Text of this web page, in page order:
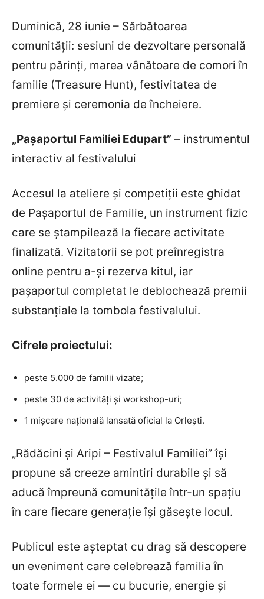
Duminică, 28 iunie – Sărbătoarea
comunității: sesiuni de dezvoltare personală
pentru părinți, marea vânătoare de comori în
familie (Treasure Hunt), festivitatea de
premiere și ceremonia de încheiere.
„Pașaportul Familiei Edupart” – instrumentul
interactiv al festivalului
Accesul la ateliere și competiții este ghidat
de Pașaportul de Familie, un instrument fizic
care se ștampilează la fiecare activitate
finalizată. Vizitatorii se pot preînregistra
online pentru a-și rezerva kitul, iar
pașaportul completat le deblochează premii
substanțiale la tombola festivalului.
Cifrele proiectului:
peste 5.000 de familii vizate;
peste 30 de activități și workshop-uri;
1 mișcare națională lansată oficial la Orlești.
„Rădăcini și Aripi – Festivalul Familiei” își
propune să creeze amintiri durabile și să
aducă împreună comunitățile într-un spațiu
în care fiecare generație își găsește locul.
Publicul este așteptat cu drag să descopere
un eveniment care celebrează familia în
toate formele ei — cu bucurie, energie și